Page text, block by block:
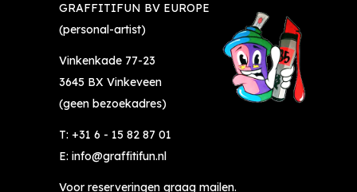
GRAFFITIFUN BV EUROPE
(personal-artist)
Vinkenkade 77-23
3645 BX Vinkeveen
(geen bezoekadres)
T: +31 6 - 15 82 87 01
E: info@graffitifun.nl
Voor reserveringen graag mailen.